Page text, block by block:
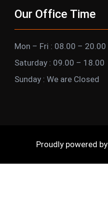
Our Office Time
Mon – Fri : 08.00 – 20.00
Saturday : 09.00 – 18.00
Sunday : We are Closed
Proudly powered by